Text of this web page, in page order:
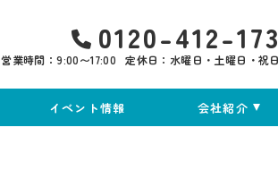
0120-412-173
営業時間：9:00〜17:00 定休日：水曜日・土曜日・祝日
イベント情報 会社紹介